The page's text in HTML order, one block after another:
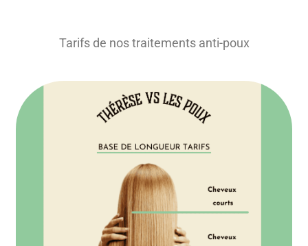
Tarifs de nos traitements anti-poux